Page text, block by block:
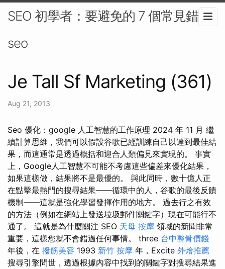
SEO 初學者：要避免的 7 個常見錯誤-
seo
Je Tall Sf Marketing (361)
Aug 21, 2013
Seo 優化：google 人工智慧的工作原理 2024 年 11 月 繼
續計算思維，我們可以假設谷歌已經訓練自己以達到最佳結
果，而這通常是透過概括和迎合人類偏見來實現的。 事實
上，Google人工智慧不可能不考慮這些偏差來優化結果，
如果這樣做，結果將不是最優的。 與此同時，數十億人正
在點擊最熱門的搜尋結果——循環中的人，谷歌的最後反饋
機制——這就是強化學習發揮作用的地方。 過去行之有效
的方法（例如在網站上發送垃圾郵件關鍵字）現在可能行不
通了。 這就是為什麼關注 SEO 天母 按摩 領域的新聞非常
重要，這樣您就不會錯過任何事情。 three 台中整骨價錢
年後，在 撥筋美容 1993 新竹 按摩 年，Excite 外燴推薦
搜尋引擎問世，透過根據內容中找到的關鍵字對搜尋結果進